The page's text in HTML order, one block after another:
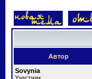
Автор
Sovynia
Участник